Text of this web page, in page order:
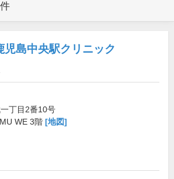
児島中央駅クリニック
丁目2番10号
WE 3階 [地図]